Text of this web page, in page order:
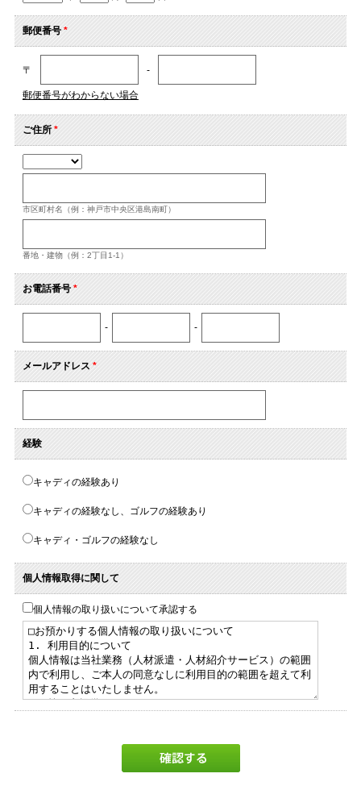
郵便番号*
〒 -
郵便番号がわからない場合
ご住所*
市区町村名（例：神戸市中央区港島南町）
番地・建物（例：2丁目1-1）
お電話番号*
- -
メールアドレス *
経験
キャディの経験あり
キャディの経験なし、ゴルフの経験あり
キャディ・ゴルフの経験なし
個人情報取得に関して
個人情報の取り扱いについて承認する